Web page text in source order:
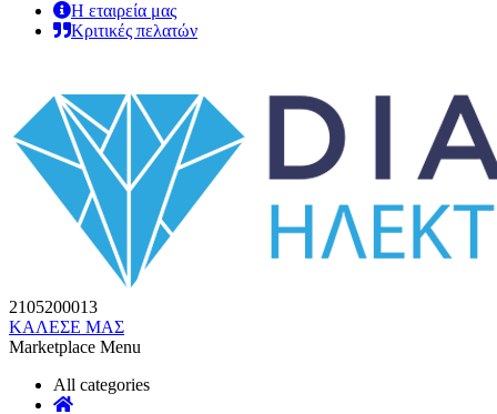
Η εταιρεία μας
Κριτικές πελατών
2105200013
ΚΑΛΕΣΕ ΜΑΣ
Marketplace Menu
All categories